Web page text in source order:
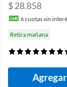
$ 28.858
6cuotas sin
Retira mañana
Agregar